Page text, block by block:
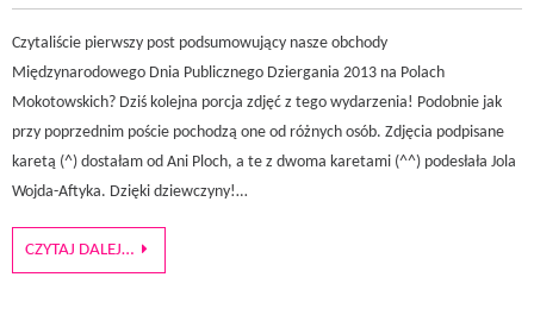
Czytaliście pierwszy post podsumowujący nasze obchody
Międzynarodowego Dnia Publicznego Dziergania 2013 na Polach
Mokotowskich? Dziś kolejna porcja zdjęć z tego wydarzenia! Podobnie jak
przy poprzednim poście pochodzą one od różnych osób. Zdjęcia podpisane
karetą (^) dostałam od Ani Ploch, a te z dwoma karetami (^^) podesłała Jola
Wojda-Aftyka. Dzięki dziewczyny!…
CZYTAJ DALEJ…